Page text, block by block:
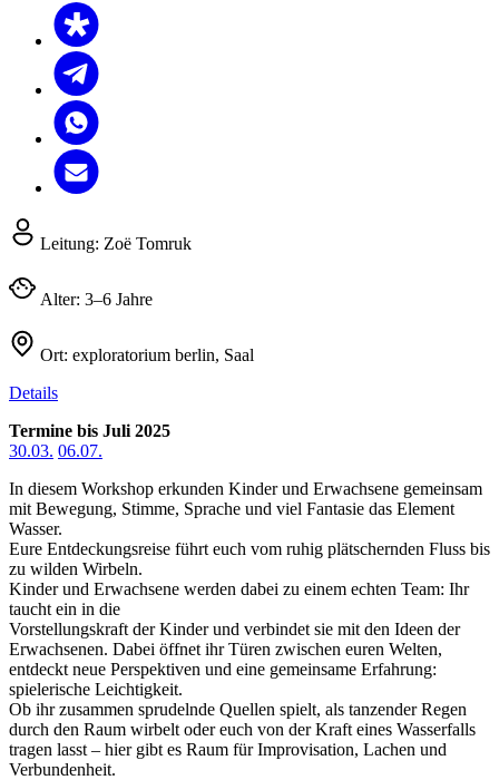
Leitung: Zoë Tomruk
Alter: 3–6 Jahre
Ort: exploratorium berlin, Saal
Details
Termine bis Juli 2025
30.03. 06.07.
In diesem Workshop erkunden Kinder und Erwachsene gemeinsam
mit Bewegung, Stimme, Sprache und viel Fantasie das Element
Wasser.
Eure Entdeckungsreise führt euch vom ruhig plätschernden Fluss bis
zu wilden Wirbeln.
Kinder und Erwachsene werden dabei zu einem echten Team: Ihr
taucht ein in die
Vorstellungskraft der Kinder und verbindet sie mit den Ideen der
Erwachsenen. Dabei öffnet ihr Türen zwischen euren Welten,
entdeckt neue Perspektiven und eine gemeinsame Erfahrung:
spielerische Leichtigkeit.
Ob ihr zusammen sprudelnde Quellen spielt, als tanzender Regen
durch den Raum wirbelt oder euch von der Kraft eines Wasserfalls
tragen lasst – hier gibt es Raum für Improvisation, Lachen und
Verbundenheit.